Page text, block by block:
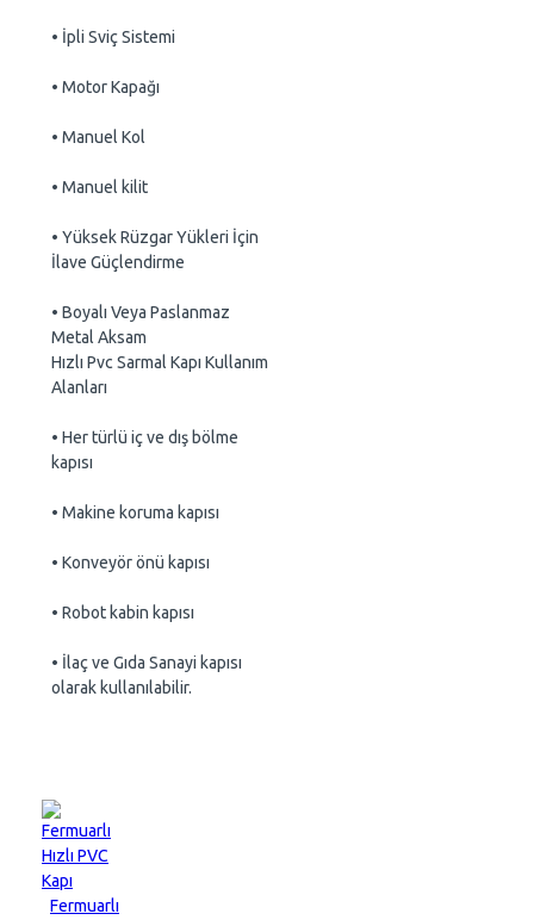
• İpli Sviç Sistemi
• Motor Kapağı
• Manuel Kol
• Manuel kilit
• Yüksek Rüzgar Yükleri İçin
İlave Güçlendirme
• Boyalı Veya Paslanmaz
Metal Aksam
Hızlı Pvc Sarmal Kapı Kullanım
Alanları
• Her türlü iç ve dış bölme
kapısı
• Makine koruma kapısı
• Konveyör önü kapısı
• Robot kabin kapısı
• İlaç ve Gıda Sanayi kapısı
olarak kullanılabilir.
Fermuarlı